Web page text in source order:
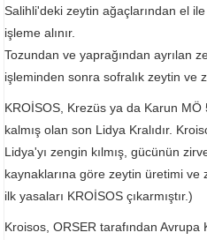
Salihli'deki zeytin ağaçlarından el
işleme alınır.
Tozundan ve yaprağından ayrılan
işleminden sonra sofralık zeytin ve
KROİSOS, Krezüs ya da Karun MÖ
kalmış olan son Lidya Kralıdır.
Lidya'yı zengin kılmış, gücünün
kaynaklarına göre zeytin üretimi ve
ilk yasaları KROİSOS çıkarmıştır.)
Kroisos, ORSER tarafından Avrupa